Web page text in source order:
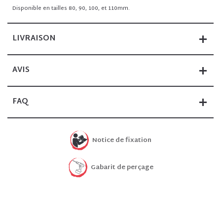
Disponible en tailles 80, 90, 100, et 110mm.
LIVRAISON
AVIS
FAQ
Notice de fixation
Gabarit de perçage